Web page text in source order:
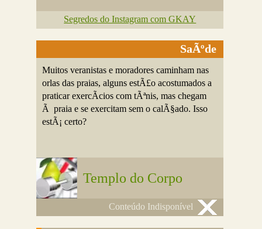
Segredos do Instagram com GKAY
SaÃºde
Muitos veranistas e moradores caminham nas
orlas das praias, alguns estÃ£o acostumados a
praticar exercÃ­cios com tÃªnis, mas chegam
Ã praia e se exercitam sem o calÃ§ado. Isso
estÃ¡ certo?
Templo do Corpo
Conteúdo Indisponível